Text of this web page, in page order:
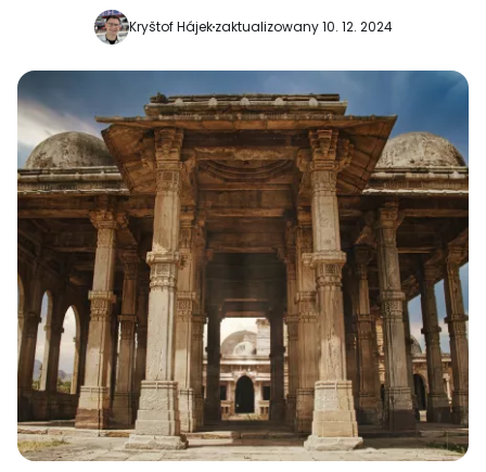
Kryštof Hájekzaktualizowany 10. 12. 2024
Kontynuuj z Facebookiem
Kontynuuj z e-mailem